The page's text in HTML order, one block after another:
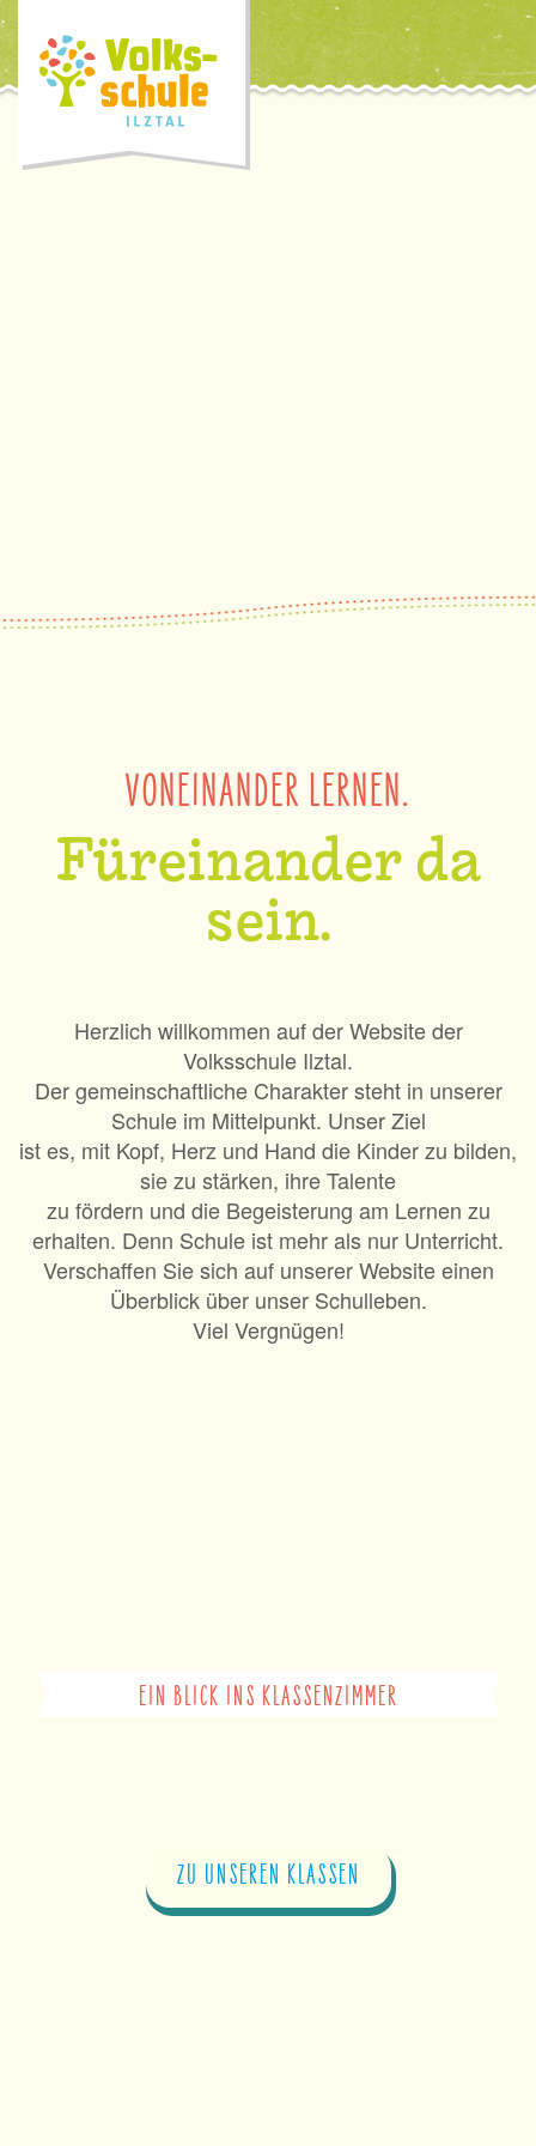
VONEINANDER LERNEN.
Füreinander da
sein.
Herzlich willkommen auf der Website der
Volksschule Ilztal.
Der gemeinschaftliche Charakter steht in unserer
Schule im Mittelpunkt. Unser Ziel
ist es, mit Kopf, Herz und Hand die Kinder zu bilden,
sie zu stärken, ihre Talente
zu fördern und die Begeisterung am Lernen zu
erhalten. Denn Schule ist mehr als nur Unterricht.
Verschaffen Sie sich auf unserer Website einen
Überblick über unser Schulleben.
Viel Vergnügen!
EIN BLICK INS KLASSENZIMMER
ZU UNSEREN KLASSEN